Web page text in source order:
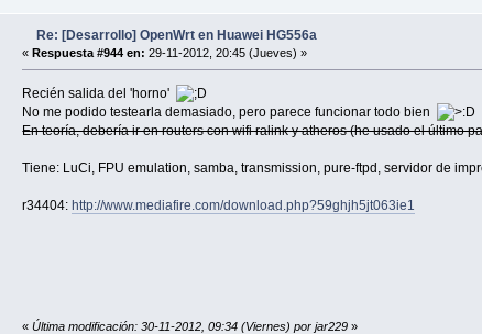
Re: [Desarrollo] OpenWrt en Huawei HG556a
«Respuesta #944 en: 29-11-2012, 20:45 (Jueves) »
Recién salida del 'horno'
No me podido testearla demasiado, pero parece funcionar todo bien
En teoría, debería ir en routers con wifi ralink y atheros (he usado el último
Tiene: LuCi, FPU emulation, samba, transmission, pure-ftpd, servidor de
r34404:http://www.mediafire.com/download.php?59ghjh5jt063ie1
«Última modificación: 30-11-2012, 09:34 (Viernes) por jar229 »